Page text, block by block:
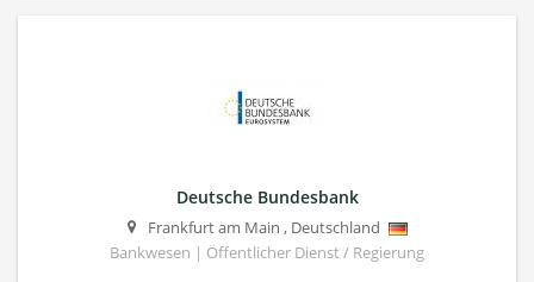
Deutsche Bundesbank
Frankfurt am Main , Deutschland
Bankwesen | Öffentlicher Dienst / Regierung